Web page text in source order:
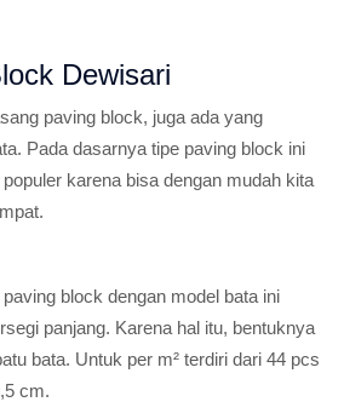
Dewisari
paving block, juga ada yang
Pada dasarnya tipe paving block ini
karena bisa dengan mudah kita
block dengan model bata ini
panjang. Karena hal itu, bentuknya
bata. Untuk per m² terdiri dari 44 pcs
cm.